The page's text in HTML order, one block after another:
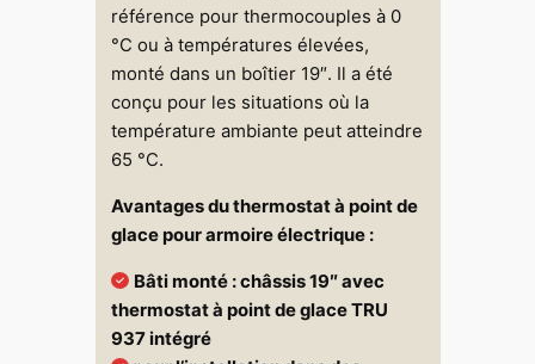
référence pour thermocouples à 0
°C ou à températures élevées,
monté dans un boîtier 19″. Il a été
conçu pour les situations où la
température ambiante peut atteindre
65 °C.
Avantages du thermostat à point de
glace pour armoire électrique :
Bâti monté : châssis 19″ avec
thermostat à point de glace TRU
937 intégré